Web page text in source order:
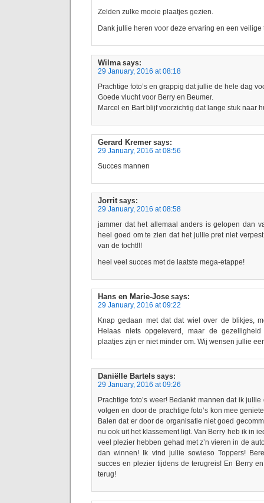
Zelden zulke mooie plaatjes gezien.
Dank jullie heren voor deze ervaring en een veilige
Wilma says:
29 January, 2016 at 08:18
Prachtige foto’s en grappig dat jullie de hele dag
Goede vlucht voor Berry en Beumer.
Marcel en Bart blijf voorzichtig dat lange stuk naar
Gerard Kremer says:
29 January, 2016 at 08:56
Succes mannen
Jorrit says:
29 January, 2016 at 08:58
jammer dat het allemaal anders is gelopen dan
heel goed om te zien dat het jullie pret niet
van de tocht!!!
heel veel succes met de laatste mega-etappe!
Hans en Marie-Jose says:
29 January, 2016 at 09:22
Knap gedaan met dat dat wiel over de blikjes,
Helaas niets opgeleverd, maar de
plaatjes zijn er niet minder om. Wij wensen jullie
Daniëlle Bartels says:
29 January, 2016 at 09:26
Prachtige foto’s weer! Bedankt mannen dat ik
volgen en door de prachtige foto’s kon mee
Balen dat er door de organisatie niet goed
nu ook uit het klassement ligt. Van Berry heb ik in
veel plezier hebben gehad met z’n vieren in de
dan winnen! Ik vind jullie sowieso Toppers!
succes en plezier tijdens de terugreis! En Berry
terug!